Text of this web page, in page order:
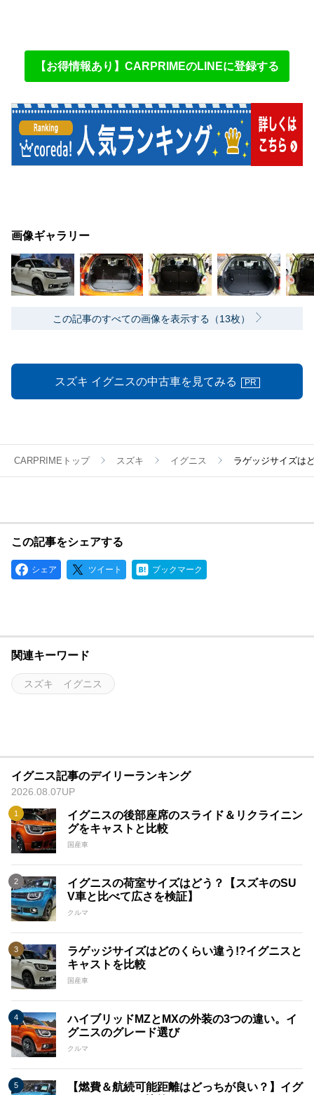
【お得情報あり】CARPRIMEのLINEに登録する
画像ギャラリー
この記事のすべての画像を表示する（13枚）
スズキ イグニスの中古車を見てみる PR
CARPRIMEトップ スズキ イグニス ラゲッジサイズは
この記事をシェアする
シェア ツイート ブックマーク
関連キーワード
スズキ イグニス
イグニス記事のデイリーランキング
2026.08.07UP
イグニスの後部座席のスライド＆リクライニン
グをキャストと比較
国産車
イグニスの荷室サイズはどう？【スズキのSU
V車と比べて広さを検証】
クルマ
ラゲッジサイズはどのくらい違う!?イグニスと
キャストを比較
国産車
ハイブリッドMZとMXの外装の3つの違い。イ
グニスのグレード選び
クルマ
【燃費＆航続可能距離はどっちが良い？】イグ